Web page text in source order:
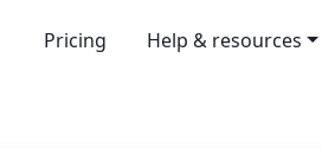
Pricing Help & resources